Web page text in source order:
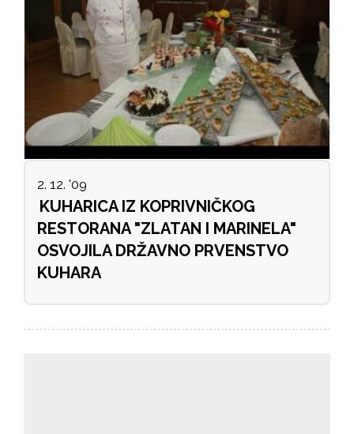
2. 12. '09
KUHARICA IZ KOPRIVNIČKOG
RESTORANA "ZLATAN I MARINELA"
OSVOJILA DRŽAVNO PRVENSTVO
KUHARA